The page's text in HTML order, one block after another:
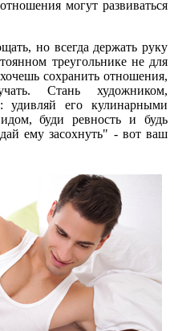
могут развиваться
но всегда держать руку
треугольнике не для
сохранить отношения,
Стань художником,
его кулинарными
буди ревность и будь
ему засохнуть" - вот ваш